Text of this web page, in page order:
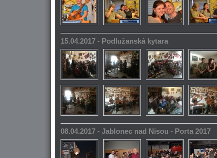
15.04.2017 - Podlužanská kytara
08.04.2017 - Jablonec nad Nisou - Porta 2017